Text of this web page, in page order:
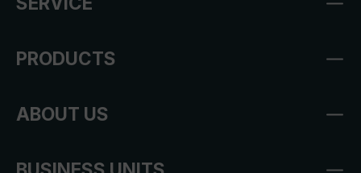
PRODUCTS
ABOUT US